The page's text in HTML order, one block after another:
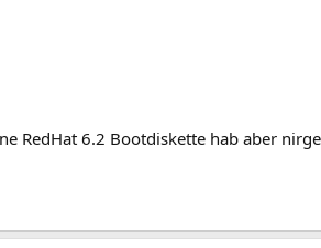
RedHat 6.2 Bootdiskette hab aber